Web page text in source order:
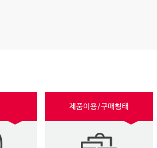
제품이용/구매형태